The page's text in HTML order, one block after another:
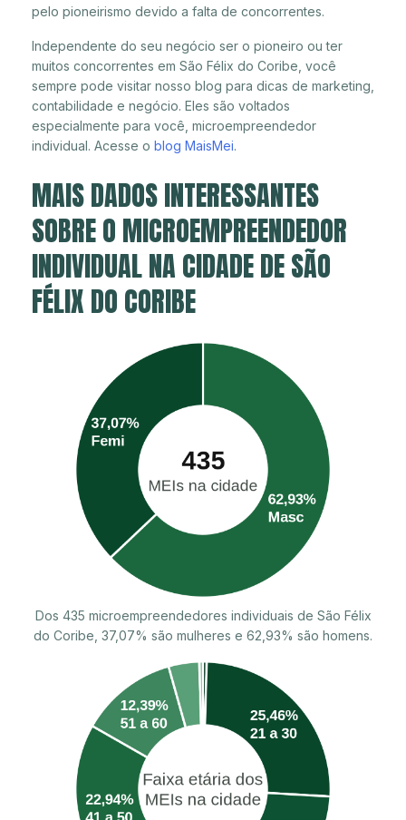
pelo pioneirismo devido a falta de concorrentes.
Independente do seu negócio ser o pioneiro ou ter
muitos concorrentes em São Félix do Coribe, você
sempre pode visitar nosso blog para dicas de marketing,
contabilidade e negócio. Eles são voltados
especialmente para você, microempreendedor
individual. Acesse o blog MaisMei.
MAIS DADOS INTERESSANTES
SOBRE O MICROEMPREENDEDOR
INDIVIDUAL NA CIDADE DE SÃO
FÉLIX DO CORIBE
Dos 435 microempreendedores individuais de São Félix
do Coribe, 37,07% são mulheres e 62,93% são homens.